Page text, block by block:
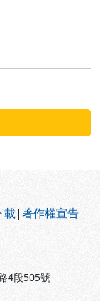
載|著作權宣告
4段505號